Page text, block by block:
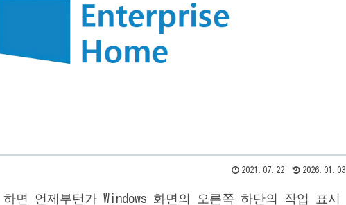
2021.07.22 2026.01.03
면 언제부턴가 Windows 화면의 오른쪽 하단의 작업 표시